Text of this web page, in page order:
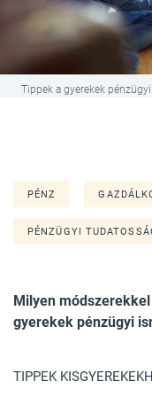
Tippek a gyerekek
PÉNZ
PÉNZÜGYI
Milyen
gyerekek pénzügyi
TIPPEK